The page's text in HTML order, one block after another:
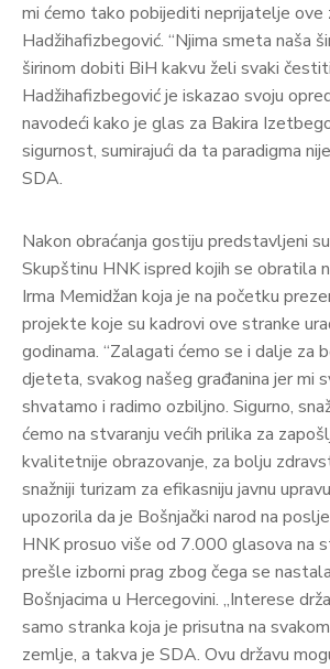
mi ćemo tako pobijediti neprijatelje ove
Hadžihafizbegović. “Njima smeta naša
širinom dobiti BiH kakvu želi svaki
Hadžihafizbegović je iskazao svoju
navodeći kako je glas za Bakira
sigurnost, sumirajući da ta paradigma
SDA.
Nakon obraćanja gostiju predstavljeni
Skupštinu HNK ispred kojih se obratila
Irma Memidžan koja je na početku
projekte koje su kadrovi ove stranke
godinama. “Zalagati ćemo se i dalje za
djeteta, svakog našeg građanina jer mi
shvatamo i radimo ozbiljno. Sigurno,
ćemo na stvaranju većih prilika za
kvalitetnije obrazovanje, za bolju
snažniji turizam za efikasniju javnu
upozorila da je Bošnjački narod na
HNK prosuo više od 7.000 glasova na
prešle izborni prag zbog čega se
Bošnjacima u Hercegovini. „Interese
samo stranka koja je prisutna na
zemlje, a takva je SDA. Ovu državu